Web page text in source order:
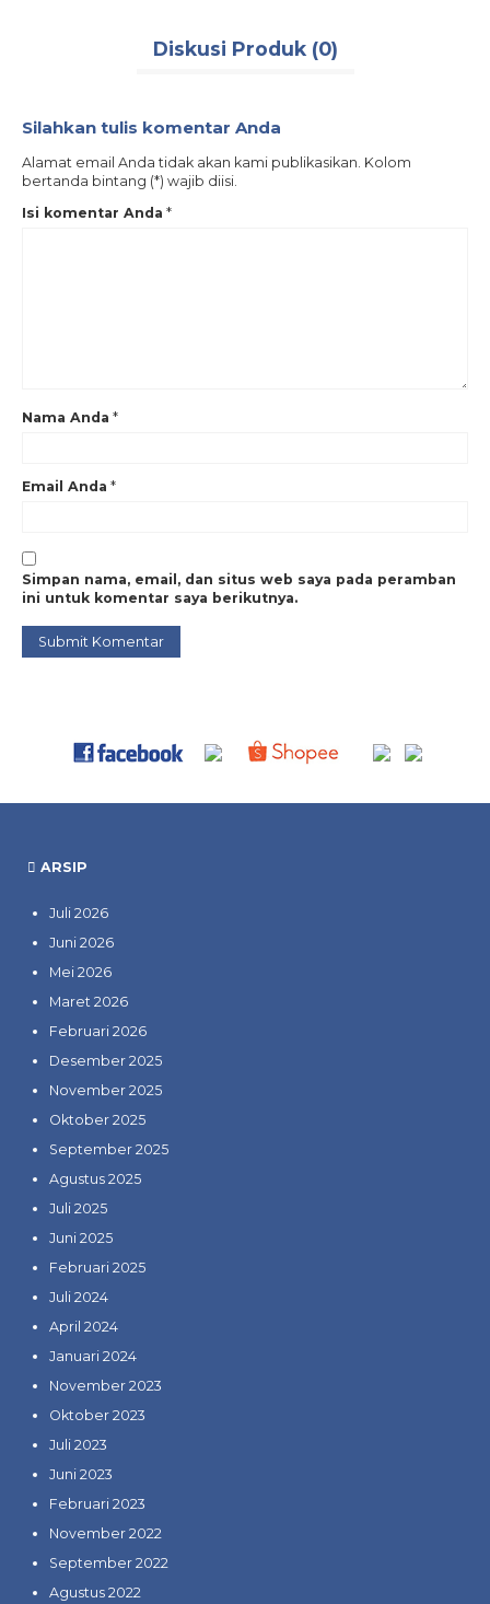
Diskusi Produk (0)
Silahkan tulis komentar Anda
Alamat email Anda tidak akan kami publikasikan. Kolom
bertanda bintang (*) wajib diisi.
Isi komentar Anda *
Nama Anda *
Email Anda *
Simpan nama, email, dan situs web saya pada peramban
ini untuk komentar saya berikutnya.
ARSIP
Juli 2026
Juni 2026
Mei 2026
Maret 2026
Februari 2026
Desember 2025
November 2025
Oktober 2025
September 2025
Agustus 2025
Juli 2025
Juni 2025
Februari 2025
Juli 2024
April 2024
Januari 2024
November 2023
Oktober 2023
Juli 2023
Juni 2023
Februari 2023
November 2022
September 2022
Agustus 2022